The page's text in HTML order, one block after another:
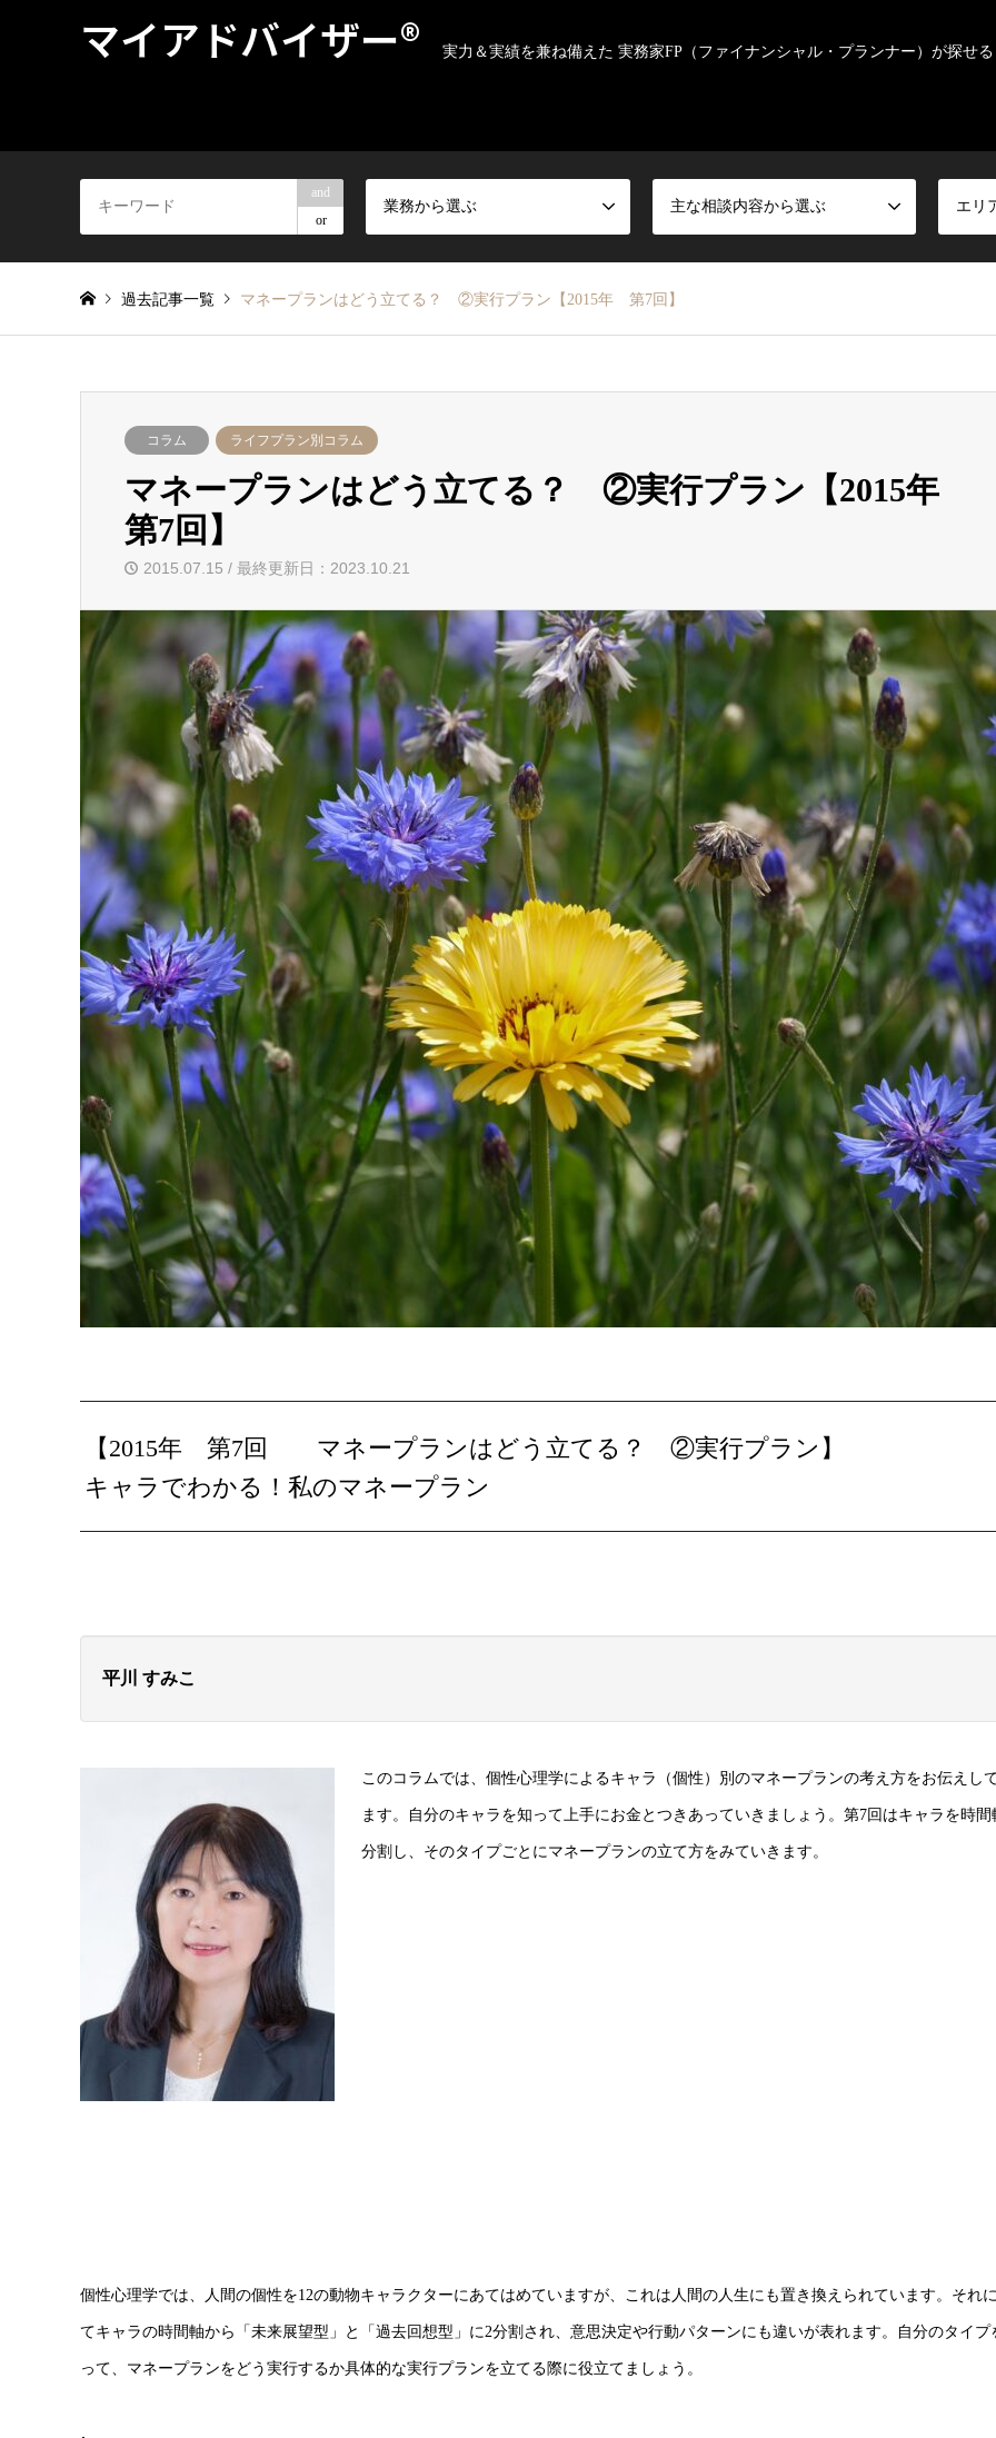
マイアドバイザー® 実力＆実績を兼ね備えた 実務家FP（ファイナンシャル・プランナー）が探せ
and
or
業務から選ぶ 主な相談内容から選ぶ エリ
過去記事一覧 マネープランはどう立てる？ ②実行プラン【2015年 第7回】
コラム ライフプラン別コラム
マネープランはどう立てる？ ②実行プラン【2015年
第7回】
2015.07.15 / 最終更新日：2023.10.21
【2015年 第7回 マネープランはどう立てる？ ②実行プラン】
キャラでわかる！私のマネープラン
平川 すみこ
このコラムでは、個性心理学によるキャラ（個性）別のマネープランの考え方をお伝えし
ます。自分のキャラを知って上手にお金とつきあっていきましょう。第7回はキャラを時間
分割し、そのタイプごとにマネープランの立て方をみていきます。
個性心理学では、人間の個性を12の動物キャラクターにあてはめていますが、これは人間の人生にも置き換えられています。それ
てキャラの時間軸から「未来展望型」と「過去回想型」に2分割され、意思決定や行動パターンにも違いが表れます。自分のタイプ
って、マネープランをどう実行するか具体的な実行プランを立てる際に役立てましょう。